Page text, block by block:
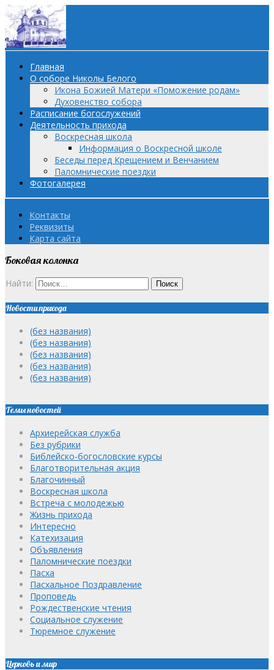
Главная
О соборе Николы Белого
Икона Божией Матери «Поможение родам»
Духовенство собора
Расписание богослужений
Деятельность прихода
Воскресная школа
Информация о Воскресной школе
Беседы перед Крещением и Венчанием
Паломнические поездки
Фотогалерея
Контакты
Реквизиты
Карта сайта
Боковая колонка
Найти:
Новости прихода
(без названия)
(без названия)
(без названия)
(без названия)
(без названия)
Темы новостей
Архиерейская служба
Без рубрики
Библейско-богословские курсы
Благотворительная акция
Благочинный
Воскресная школа
Встреча с молодежью
Жизнь прихода
Интересно
Катехизация
Объявления
Паломнические поездки
Пасха
Пасхальное Поздравление
Проповедь
Рождественские чтения
Социальное служение
Тюремное служение
Церковь и мир